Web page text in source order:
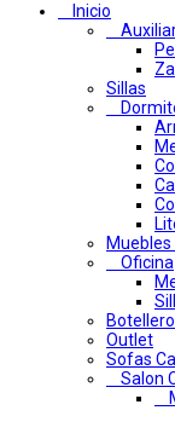
Inicio
Sillas
Oficina
Outlet
Sofas
Salon